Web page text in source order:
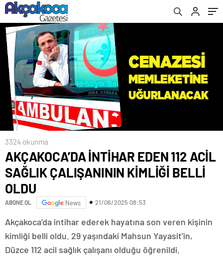
3324 okunma
AKÇAKOCA’DA İNTİHAR EDEN 112 ACİL
SAĞLIK ÇALIŞANININ KİMLİĞİ BELLİ
OLDU
ABONE OL News 21/06/2025 08:53
Akçakoca’da intihar ederek hayatına son veren kişinin
kimliği belli oldu. 29 yaşındaki Mahsun Yayasit’in,
Düzce 112 acil sağlık çalışanı olduğu öğrenildi.